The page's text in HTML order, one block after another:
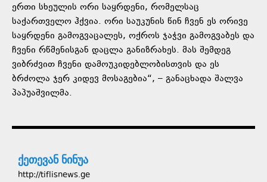
ერთი სხეულის ორი საყრდენი, რომელსაც
საქართველო ჰქვია. ორი საუკუნის წინ ჩვენ ეს ორივე
საყრდენი გამოგვაცალეს, ოქროს ჯაჭვი გამოგვაბეს და
ჩვენი რწმენისგან დაცლა განიზრახეს. მას შემდეგ
ვიბრძვით ჩვენი დამოუკიდებლობისთვის და ეს
ბრძოლა ჯერ კიდევ მოსაგებია“, – განაცხადა შალვა
პაპუაშვილმა.
ქეთევან ნინუა
http://tiflisnews.ge